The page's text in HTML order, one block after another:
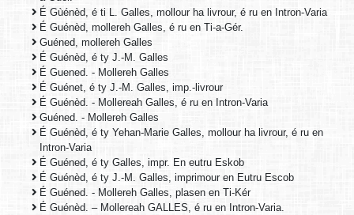
É Gùénèd, é ti L. Galles, mollour ha livrour, é ru en Intron-Varia
É Guénèd, mollereh Galles, é ru en Ti-a-Gér.
Guéned, mollereh Galles
É Guénèd, é ty J.-M. Galles
É Guened. - Mollereh Galles
É Guénet, é ty J.-M. Galles, imp.-livrour
É Guénèd. - Mollereah Galles, é ru en Intron-Varia
Guéned. - Mollereh Galles
É Guénèd, é ty Yehan-Marie Galles, mollour ha livrour, é ru en
Intron-Varia
É Guéned, é ty Galles, impr. En eutru Eskob
É Guénèd, é ty J.-M. Galles, imprimour en Eutru Escob
É Guéned. - Mollereh Galles, plasen en Ti-Kér
É Guénèd. – Mollereah GALLES, é ru en Intron-Varia.